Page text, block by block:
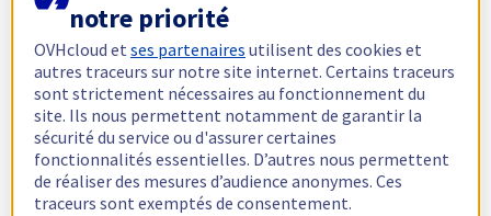
notre priorité
OVHcloud etses partenaires utilisent des cookies et
autres traceurs sur notre site internet. Certains traceurs
sont strictement nécessaires au fonctionnement du
site. Ils nous permettent notamment de garantir la
sécurité du service ou d'assurer certaines
fonctionnalités essentielles. D’autres nous permettent
de réaliser des mesures d’audience anonymes. Ces
traceurs sont exemptés de consentement.